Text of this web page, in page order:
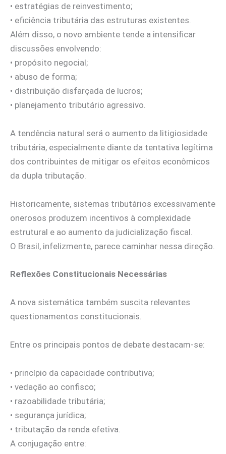
• estratégias de reinvestimento;
• eficiência tributária das estruturas existentes.
Além disso, o novo ambiente tende a intensificar
discussões envolvendo:
• propósito negocial;
• abuso de forma;
• distribuição disfarçada de lucros;
• planejamento tributário agressivo.
A tendência natural será o aumento da litigiosidade
tributária, especialmente diante da tentativa legítima
dos contribuintes de mitigar os efeitos econômicos
da dupla tributação.
Historicamente, sistemas tributários excessivamente
onerosos produzem incentivos à complexidade
estrutural e ao aumento da judicialização fiscal.
O Brasil, infelizmente, parece caminhar nessa direção.
Reflexões Constitucionais Necessárias
A nova sistemática também suscita relevantes
questionamentos constitucionais.
Entre os principais pontos de debate destacam-se:
• princípio da capacidade contributiva;
• vedação ao confisco;
• razoabilidade tributária;
• segurança jurídica;
• tributação da renda efetiva.
A conjugação entre: